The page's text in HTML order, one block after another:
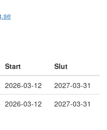
Start
Slut
2026-03-12
2027-03-31
2026-03-12 2027-03-31